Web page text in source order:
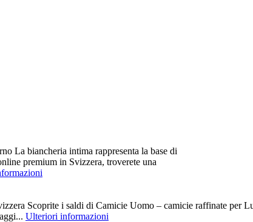
La biancheria intima rappresenta la base di
premium in Svizzera, troverete una
Scoprite i saldi di Camicie Uomo – camicie raffinate per
Ulteriori informazioni